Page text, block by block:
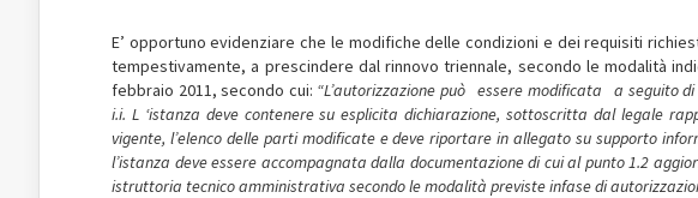
E’ opportuno evidenziare che le modifiche delle condizioni e dei requisiti
tempestivamente, a prescindere dal rinnovo triennale, secondo le modalità
febbraio 2011, secondo cui: “L’autorizzazione può essere modificata a seguito
i.i. L ‘istanza deve contenere su esplicitadichiarazione, sottoscritta dal legale
vigente, l’elenco delle parti modificate e deve riportare in allegato su supporto
l’istanza deve essere accompagnata dalla documentazione di cui al punto 1.2
istruttoria tecnico amministrativa secondo le modalità previste infase di